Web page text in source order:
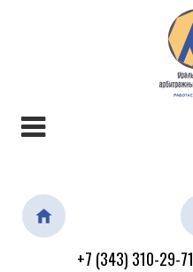
+7 (343) 310-29-71